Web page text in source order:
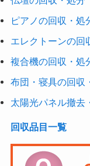
ピアノの回収・処
エレクトーンの回
複合機の回収・処
布団・寝具の回収
太陽光パネル撤去
回収品目一覧